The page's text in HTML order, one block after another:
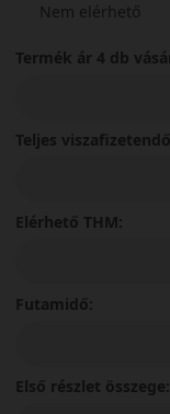
Nem elérhető
Termék ár 4 db
Teljes
Elérhető THM:
Futamidő:
Első részlet összege: